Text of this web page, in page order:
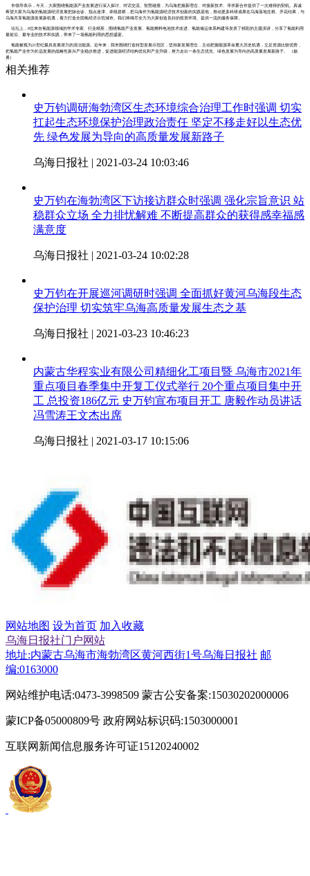
市领导表示，今天，大家围绕氢能源产业发展进行深入探讨、对话交流、智慧碰撞，为乌海把握新理念、对接新技术、寻求新合作提供了一次难得的契机。真诚
希望大家为乌海的氢能源经济发展把脉会诊、指点迷津、牵线搭桥，把乌海作为氢能源经济技术创新的实践基地，推动更多科研成果在乌海落地生根、开花结果，与
乌海共享氢能源发展新机遇，着力打造全国氢经济示范城市。我们将竭尽全力为大家创造良好的投资环境、提供一流的服务保障。
论坛上，8位来自氢能源领域的学术专家、行业精英，围绕氢能产业发展、氢能燃料电池技术改进、氢能储运体系构建等发表了精彩的主题演讲，分享了氢能利用
最前沿、最专业的技术和实践，带来了一场氢能利用的思想盛宴。
氢能被视为21世纪最具发展潜力的清洁能源。近年来，我市围绕打造转型发展示范区，坚持新发展理念，主动把握能源革命重大历史机遇，立足资源比较优势，
把氢能产业作为长远发展的战略性新兴产业稳步推进，促进能源经济结构优化和产业升级，努力走出一条生态优先、绿色发展为导向的高质量发展新路子。 （杨
勇）
相关推荐
史万钧调研海勃湾区生态环境综合治理工作时强调 切实
扛起生态环境保护治理政治责任 坚定不移走好以生态优
先 绿色发展为导向的高质量发展新路子
乌海日报社 | 2021-03-24 10:03:46
史万钧在海勃湾区下访接访群众时强调 强化宗旨意识 站
稳群众立场 全力排忧解难 不断提高群众的获得感幸福感
满意度
乌海日报社 | 2021-03-24 10:02:28
史万钧在开展巡河调研时强调 全面抓好黄河乌海段生态
保护治理 切实筑牢乌海高质量发展生态之基
乌海日报社 | 2021-03-23 10:46:23
内蒙古华程实业有限公司精细化工项目暨 乌海市2021年
重点项目春季集中开复工仪式举行 20个重点项目集中开
工 总投资186亿元 史万钧宣布项目开工 唐毅作动员讲话
冯雪涛王文杰出席
乌海日报社 | 2021-03-17 10:15:06
网站地图 设为首页 加入收藏
乌海日报社门户网站
地址:内蒙古乌海市海勃湾区黄河西街1号乌海日报社 邮
编:0163000
网站维护电话:0473-3998509 蒙古公安备案:15030202000006
蒙ICP备05000809号 政府网站标识码:1503000001
互联网新闻信息服务许可证15120240002